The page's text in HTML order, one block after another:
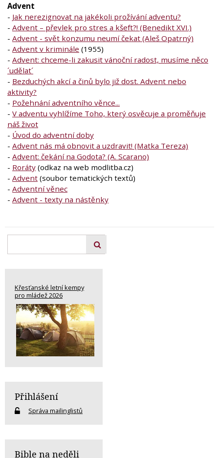
Advent
- Jak nerezignovat na jakékoli prožívání adventu?
- Advent – převlek pro stres a kšeft?! (Benedikt XVI.)
- Advent - svět konzumu neumí čekat (Aleš Opatrný)
- Advent v kriminále (1955)
- Advent: chceme-li zakusit vánoční radost, musíme něco
´udělat´
- Bezduchých akcí a činů bylo již dost. Advent nebo
aktivity?
- Požehnání adventního věnce...
- V adventu vyhlížíme Toho, který osvěcuje a proměňuje
náš život
- Úvod do adventní doby
- Advent nás má obnovit a uzdravit! (Matka Tereza)
- Advent: čekání na Godota? (A. Scarano)
- Roráty (odkaz na web modlitba.cz)
- Advent (soubor tematických textů)
- Adventní věnec
- Advent - texty na nástěnky
Křesťanské letní kempy
pro mládež 2026
Přihlášení
Správa mailinglistů
Bible na neděli